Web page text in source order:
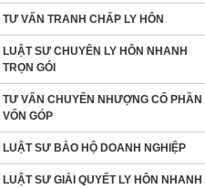
TƯ VẤN TRANH CHẤP LY HÔN
LUẬT SƯ CHUYÊN LY HÔN NHANH
TRỌN GÓI
TƯ VẤN CHUYỂN NHƯỢNG CỔ PHẦN
VỐN GÓP
LUẬT SƯ BẢO HỘ DOANH NGHIỆP
LUẬT SƯ GIẢI QUYẾT LY HÔN NHANH